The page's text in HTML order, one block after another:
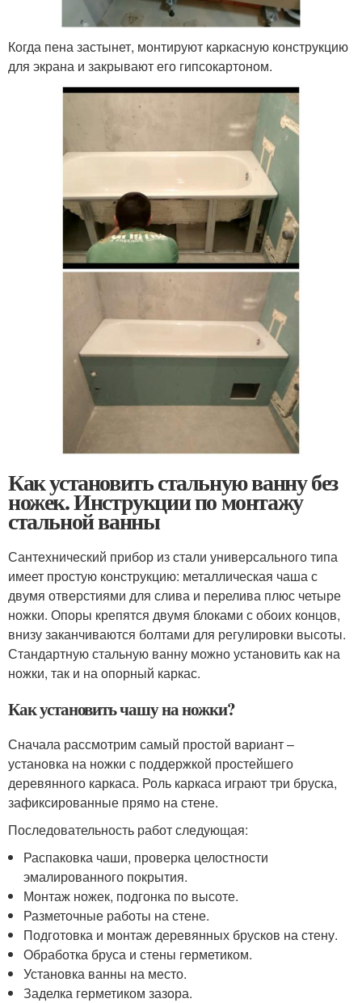
Когда пена застынет, монтируют каркасную конструкцию
для экрана и закрывают его гипсокартоном.
Как установить стальную ванну без
ножек. Инструкции по монтажу
стальной ванны
Сантехнический прибор из стали универсального типа
имеет простую конструкцию: металлическая чаша с
двумя отверстиями для слива и перелива плюс четыре
ножки. Опоры крепятся двумя блоками с обоих концов,
внизу заканчиваются болтами для регулировки высоты.
Стандартную стальную ванну можно установить как на
ножки, так и на опорный каркас.
Как установить чашу на ножки?
Сначала рассмотрим самый простой вариант –
установка на ножки с поддержкой простейшего
деревянного каркаса. Роль каркаса играют три бруска,
зафиксированные прямо на стене.
Последовательность работ следующая:
Распаковка чаши, проверка целостности
эмалированного покрытия.
Монтаж ножек, подгонка по высоте.
Разметочные работы на стене.
Подготовка и монтаж деревянных брусков на стену.
Обработка бруса и стены герметиком.
Установка ванны на место.
Заделка герметиком зазора.